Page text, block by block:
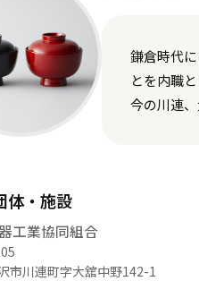
鎌倉時代
とを内職
今の川連
体・施設
工業協同組合
市川連町字大舘中野142-1